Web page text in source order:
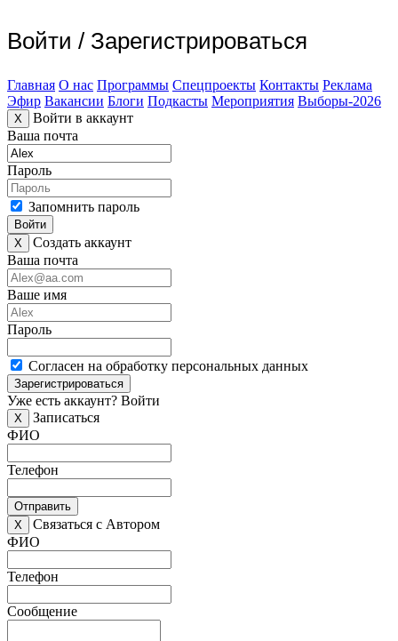
Войти / Зарегистрироваться
Главная О нас Программы Спецпроекты Контакты Реклама
Эфир Вакансии Блоги Подкасты Мероприятия Выборы-2026
X
Войти в аккаунт
Ваша почта
Пароль
Запомнить пароль
Войти
X
Создать аккаунт
Ваша почта
Ваше имя
Пароль
Согласен на обработку персональных данных
Зарегистрироваться
Уже есть аккаунт? Войти
X
Записаться
ФИО
Телефон
Отправить
X
Связаться с Автором
ФИО
Телефон
Сообщение